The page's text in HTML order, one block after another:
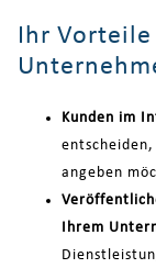
Ihr Vorteile
Kunden im
angeben
Ihrem